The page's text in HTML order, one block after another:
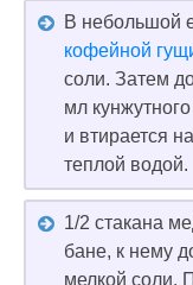
В небольшой
кофейной
соли. Затем
мл
и втирается
теплой водой.
1/2 стакана
бане, к нему
мелкой соли.